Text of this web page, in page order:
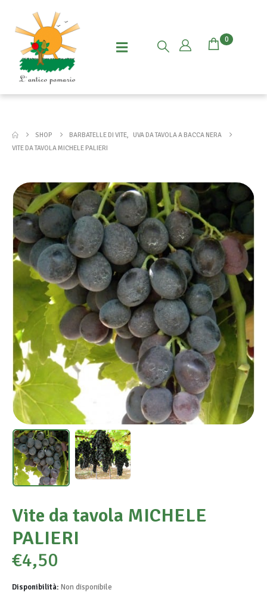
0
SHOP BARBATELLE DI VITE,
UVA DA TAVOLA A BACCA NERA
VITE DA TAVOLA MICHELE PALIERI
Vite da tavola MICHELE
PALIERI
€4,50
Disponibilità: Non disponibile